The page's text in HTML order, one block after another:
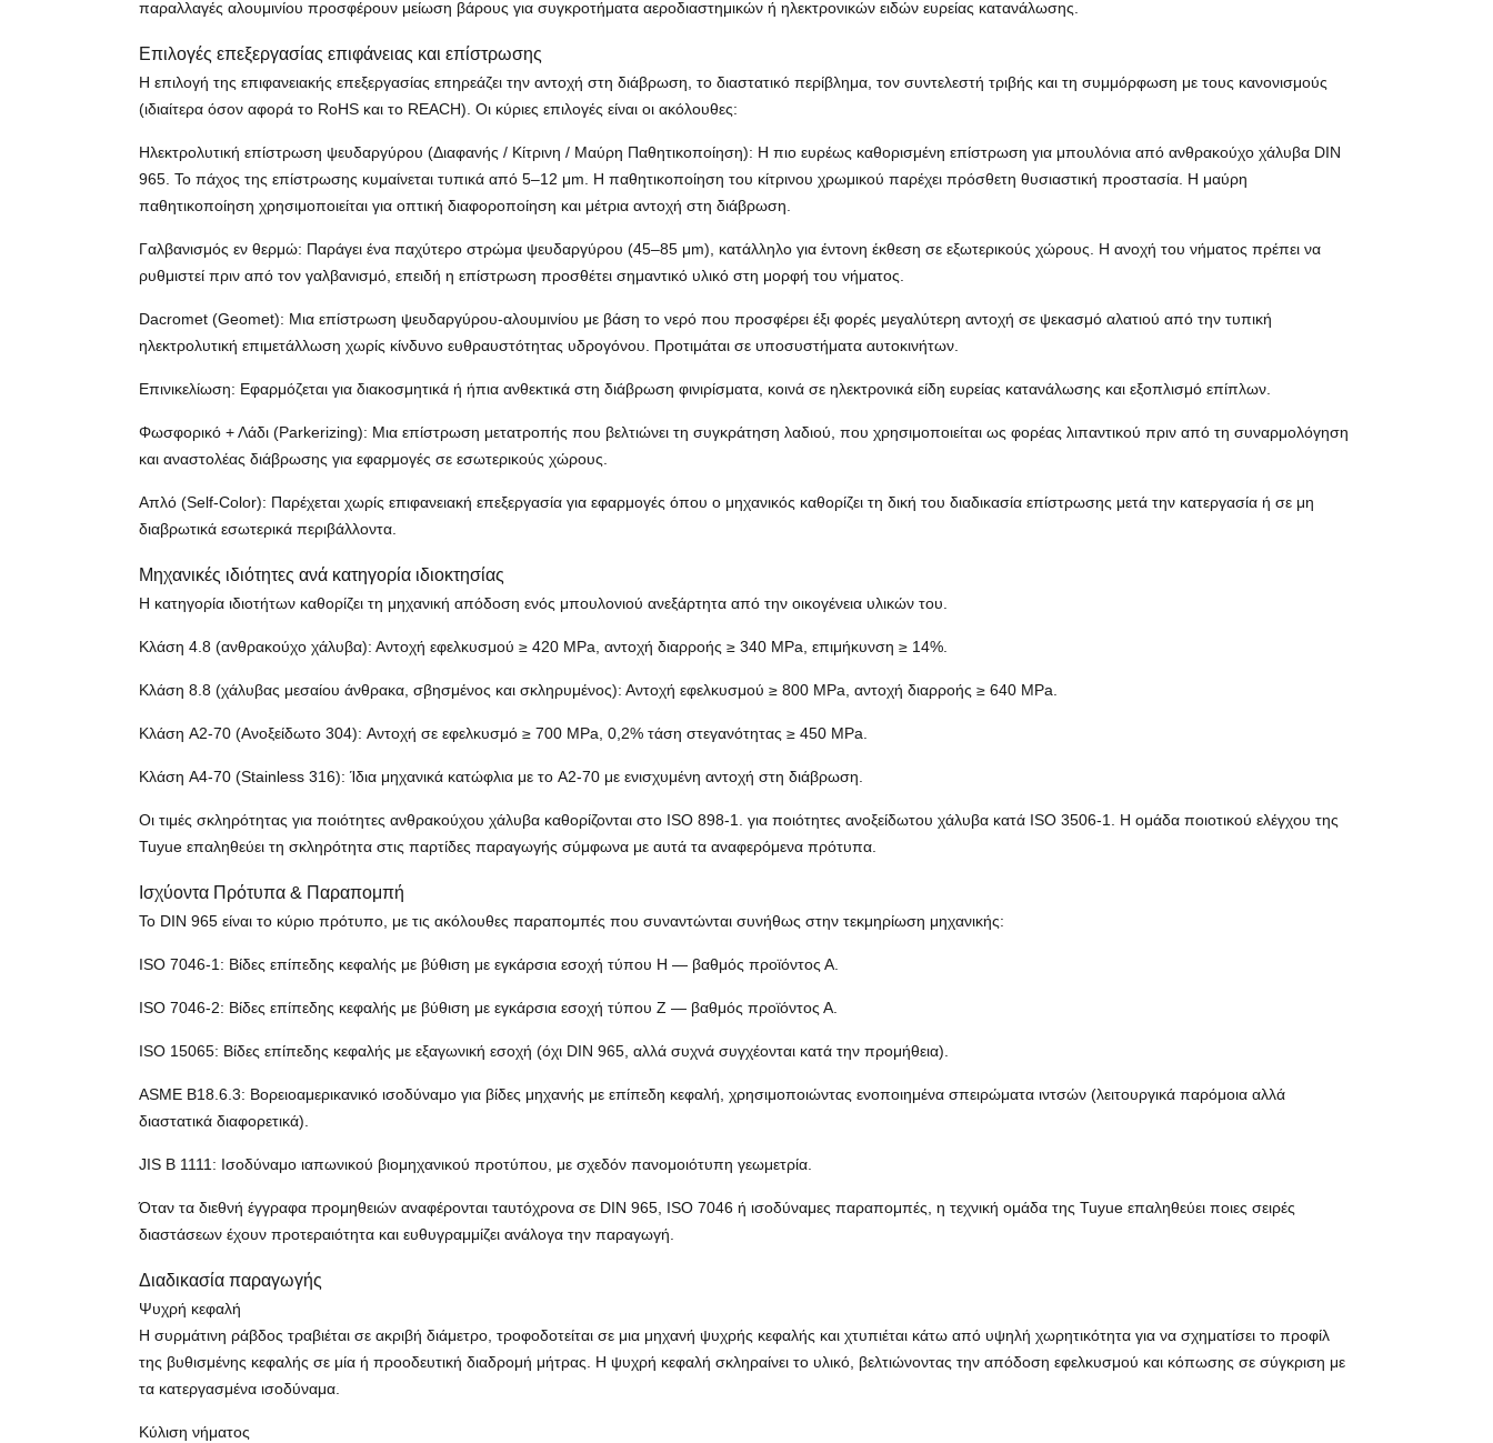
παραλλαγές αλουμινίου προσφέρουν μείωση βάρους για συγκροτήματα αεροδιαστημικών ή ηλεκτρονικών ειδών ευρείας κατανάλωσης.
Επιλογές επεξεργασίας επιφάνειας και επίστρωσης
Η επιλογή της επιφανειακής επεξεργασίας επηρεάζει την αντοχή στη διάβρωση, το διαστατικό περίβλημα, τον συντελεστή τριβής και τη συμμόρφωση με τους κανονισμούς
(ιδιαίτερα όσον αφορά το RoHS και το REACH). Οι κύριες επιλογές είναι οι ακόλουθες:
Ηλεκτρολυτική επίστρωση ψευδαργύρου (Διαφανής / Κίτρινη / Μαύρη Παθητικοποίηση): Η πιο ευρέως καθορισμένη επίστρωση για μπουλόνια από ανθρακούχο χάλυβα DIN
965. Το πάχος της επίστρωσης κυμαίνεται τυπικά από 5–12 μm. Η παθητικοποίηση του κίτρινου χρωμικού παρέχει πρόσθετη θυσιαστική προστασία. Η μαύρη
παθητικοποίηση χρησιμοποιείται για οπτική διαφοροποίηση και μέτρια αντοχή στη διάβρωση.
Γαλβανισμός εν θερμώ: Παράγει ένα παχύτερο στρώμα ψευδαργύρου (45–85 μm), κατάλληλο για έντονη έκθεση σε εξωτερικούς χώρους. Η ανοχή του νήματος πρέπει να
ρυθμιστεί πριν από τον γαλβανισμό, επειδή η επίστρωση προσθέτει σημαντικό υλικό στη μορφή του νήματος.
Dacromet (Geomet): Μια επίστρωση ψευδαργύρου-αλουμινίου με βάση το νερό που προσφέρει έξι φορές μεγαλύτερη αντοχή σε ψεκασμό αλατιού από την τυπική
ηλεκτρολυτική επιμετάλλωση χωρίς κίνδυνο ευθραυστότητας υδρογόνου. Προτιμάται σε υποσυστήματα αυτοκινήτων.
Επινικελίωση: Εφαρμόζεται για διακοσμητικά ή ήπια ανθεκτικά στη διάβρωση φινιρίσματα, κοινά σε ηλεκτρονικά είδη ευρείας κατανάλωσης και εξοπλισμό επίπλων.
Φωσφορικό + Λάδι (Parkerizing): Μια επίστρωση μετατροπής που βελτιώνει τη συγκράτηση λαδιού, που χρησιμοποιείται ως φορέας λιπαντικού πριν από τη συναρμολόγηση
και αναστολέας διάβρωσης για εφαρμογές σε εσωτερικούς χώρους.
Απλό (Self-Color): Παρέχεται χωρίς επιφανειακή επεξεργασία για εφαρμογές όπου ο μηχανικός καθορίζει τη δική του διαδικασία επίστρωσης μετά την κατεργασία ή σε μη
διαβρωτικά εσωτερικά περιβάλλοντα.
Μηχανικές ιδιότητες ανά κατηγορία ιδιοκτησίας
Η κατηγορία ιδιοτήτων καθορίζει τη μηχανική απόδοση ενός μπουλονιού ανεξάρτητα από την οικογένεια υλικών του.
Κλάση 4.8 (ανθρακούχο χάλυβα): Αντοχή εφελκυσμού ≥ 420 MPa, αντοχή διαρροής ≥ 340 MPa, επιμήκυνση ≥ 14%.
Κλάση 8.8 (χάλυβας μεσαίου άνθρακα, σβησμένος και σκληρυμένος): Αντοχή εφελκυσμού ≥ 800 MPa, αντοχή διαρροής ≥ 640 MPa.
Κλάση A2-70 (Ανοξείδωτο 304): Αντοχή σε εφελκυσμό ≥ 700 MPa, 0,2% τάση στεγανότητας ≥ 450 MPa.
Κλάση A4-70 (Stainless 316): Ίδια μηχανικά κατώφλια με το A2-70 με ενισχυμένη αντοχή στη διάβρωση.
Οι τιμές σκληρότητας για ποιότητες ανθρακούχου χάλυβα καθορίζονται στο ISO 898-1. για ποιότητες ανοξείδωτου χάλυβα κατά ISO 3506-1. Η ομάδα ποιοτικού ελέγχου της
Tuyue επαληθεύει τη σκληρότητα στις παρτίδες παραγωγής σύμφωνα με αυτά τα αναφερόμενα πρότυπα.
Ισχύοντα Πρότυπα & Παραπομπή
Το DIN 965 είναι το κύριο πρότυπο, με τις ακόλουθες παραπομπές που συναντώνται συνήθως στην τεκμηρίωση μηχανικής:
ISO 7046-1: Βίδες επίπεδης κεφαλής με βύθιση με εγκάρσια εσοχή τύπου H — βαθμός προϊόντος Α.
ISO 7046-2: Βίδες επίπεδης κεφαλής με βύθιση με εγκάρσια εσοχή τύπου Z — βαθμός προϊόντος Α.
ISO 15065: Βίδες επίπεδης κεφαλής με εξαγωνική εσοχή (όχι DIN 965, αλλά συχνά συγχέονται κατά την προμήθεια).
ASME B18.6.3: Βορειοαμερικανικό ισοδύναμο για βίδες μηχανής με επίπεδη κεφαλή, χρησιμοποιώντας ενοποιημένα σπειρώματα ιντσών (λειτουργικά παρόμοια αλλά
διαστατικά διαφορετικά).
JIS B 1111: Ισοδύναμο ιαπωνικού βιομηχανικού προτύπου, με σχεδόν πανομοιότυπη γεωμετρία.
Όταν τα διεθνή έγγραφα προμηθειών αναφέρονται ταυτόχρονα σε DIN 965, ISO 7046 ή ισοδύναμες παραπομπές, η τεχνική ομάδα της Tuyue επαληθεύει ποιες σειρές
διαστάσεων έχουν προτεραιότητα και ευθυγραμμίζει ανάλογα την παραγωγή.
Διαδικασία παραγωγής
Ψυχρή κεφαλή
Η συρμάτινη ράβδος τραβιέται σε ακριβή διάμετρο, τροφοδοτείται σε μια μηχανή ψυχρής κεφαλής και χτυπιέται κάτω από υψηλή χωρητικότητα για να σχηματίσει το προφίλ
της βυθισμένης κεφαλής σε μία ή προοδευτική διαδρομή μήτρας. Η ψυχρή κεφαλή σκληραίνει το υλικό, βελτιώνοντας την απόδοση εφελκυσμού και κόπωσης σε σύγκριση με
τα κατεργασμένα ισοδύναμα.
Κύλιση νήματος